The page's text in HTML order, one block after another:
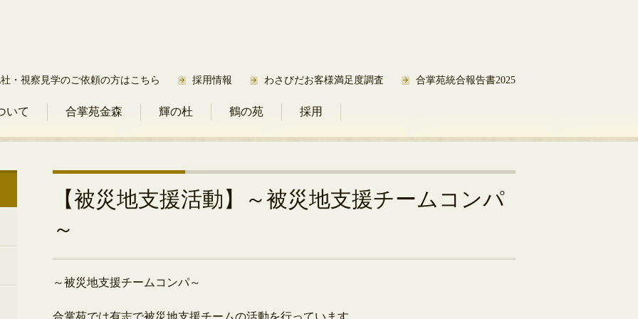
・視察見学のご依頼の方はこちら 採用情報 わさびだお客様満足度調査 合掌苑統合報告書2025
いて 合掌苑金森 輝の杜 鶴の苑 採用
【被災地支援活動】～被災地支援チームコンパ
～
～被災地支援チームコンパ～
合掌苑では有志で被災地支援チームの活動を行っています。